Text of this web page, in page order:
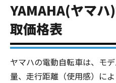
YAMAHA(ヤマハ
取価格表
ヤマハの電動自転車は、モ
量、走行距離（使用感）に